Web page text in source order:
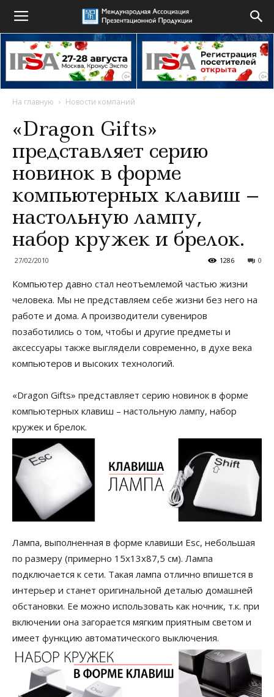
На главную Новости компаний
«Dragon Gifts»
представляет серию
новинок в форме
компьютерных клавиш –
настольную лампу,
набор кружек и брелок.
27/02/2010 0
1286
Компьютер давно стал неотъемлемой частью жизни
человека. Мы не представляем себе жизни без него на
работе и дома. А производители сувениров
позаботились о том, чтобы и другие предметы и
аксессуары также выглядели современно, в духе века
компьютеров и высоких технологий.
«Dragon Gifts» представляет серию новинок в форме
компьютерных клавиш – настольную лампу, набор
кружек и брелок.
Лампа, выполненная в форме клавиши Esc, небольшая
по размеру (примерно 15х13х87,5 см). Лампа
подключается к сети. Такая лампа отлично впишется в
интерьер и станет оригинальной деталью домашней
обстановки. Ее можно использовать как ночник, т.к. при
включении она загорается мягким приятным светом и
имеет функцию автоматического выключения.